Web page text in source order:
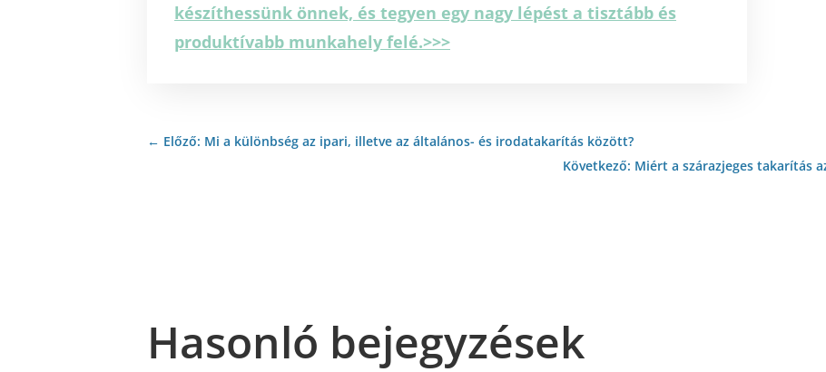
készíthessünk önnek, és tegyen egy nagy lépést a tisztább és
produktívabb munkahely felé.>>>
← Előző: Mi a különbség az ipari, illetve az általános- és irodatakarítás között?
Következő: Miért a szárazjeges takarítás
Hasonló bejegyzések